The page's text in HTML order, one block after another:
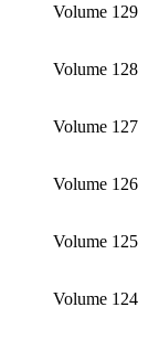
Volume 129
Volume 128
Volume 127
Volume 126
Volume 125
Volume 124